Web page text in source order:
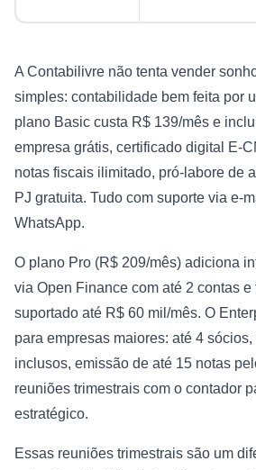
A Contabilivre não tenta vender
simples: contabilidade bem feita por
plano Basic custa R$ 139/mês e
empresa grátis, certificado digital E-
notas fiscais ilimitado, pró-labore de
PJ gratuita. Tudo com suporte via e-
WhatsApp.
O plano Pro (R$ 209/mês) adiciona
via Open Finance com até 2 contas e
suportado até R$ 60 mil/mês. O
para empresas maiores: até 4
inclusos, emissão de até 15 notas
reuniões trimestrais com o contador
estratégico.
Essas reuniões trimestrais são um